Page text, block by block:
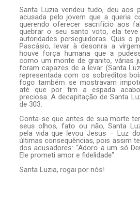
Santa Luzia vendeu tudo, deu aos
acusada pelo jovem que a queria
querendo oferecer sacrifício aos
quebrar o seu santo voto, ela
autoridades perseguidoras. Quis o
Pascásio, levar à desonra a
houve força humana que a
como um monte de granito, várias
foram capazes de a levar (Santa
representada com os sobreditos
fogo também se mostravam
até que por fim a espada
preciosa. A decapitação de Santa
de 303.
Conta-se que antes de sua morte
seus olhos, fato ou não, Santa
pela vida que levou Jesus – Luz
últimas consequências, pois assim
dos acusadores: “Adoro a um só
Ele prometi amor e fidelidade”.
Santa Luzia, rogai por nós!